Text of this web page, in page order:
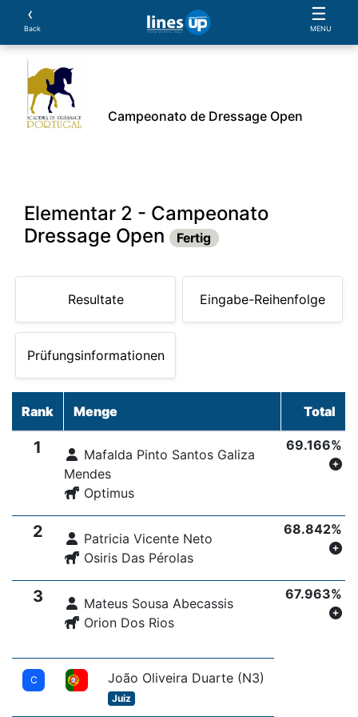
‹
Back
☰
MENU
Campeonato de Dressage Open
Elementar 2 - Campeonato
Dressage Open
Fertig
Resultate Eingabe-Reihenfolge
Prüfungsinformationen
Rank Menge Total
1
Mafalda Pinto Santos Galiza
Mendes
Optimus
69.166%
2
Patricia Vicente Neto
Osiris Das Pérolas
68.842%
3
Mateus Sousa Abecassis
Orion Dos Rios
67.963%
C João Oliveira Duarte (N3)
Juiz